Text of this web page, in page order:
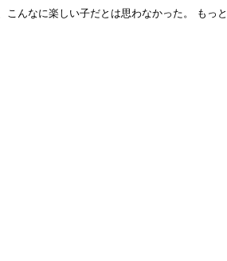
んなに楽しい子だとは思わなかった。 もっ